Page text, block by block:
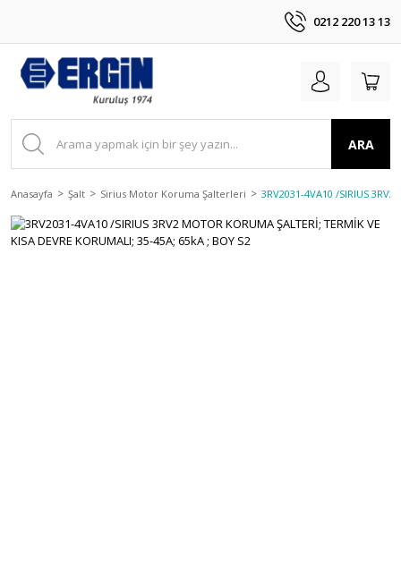
0212 220 13 13
ARA
Anasayfa Şalt Sirius Motor Koruma Şalterleri 3RV2031-4VA10 /SIRIUS 3RV2